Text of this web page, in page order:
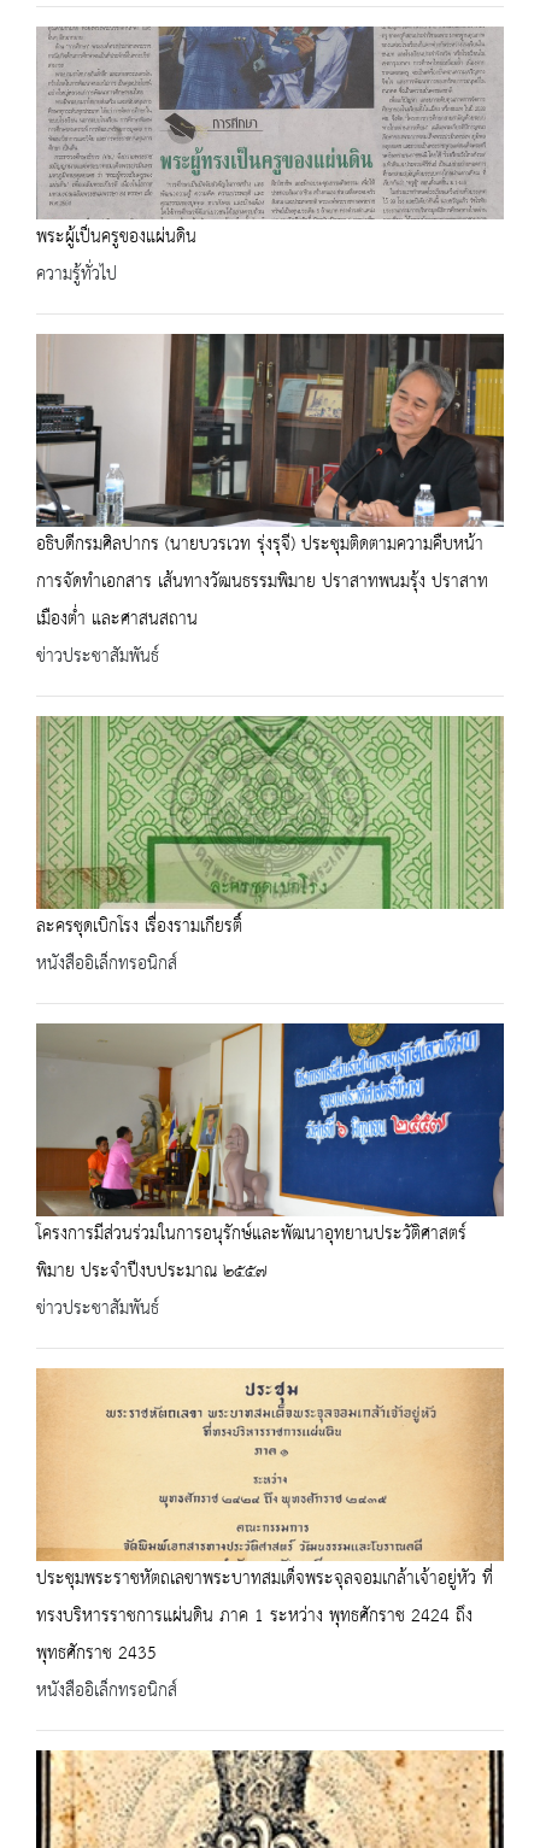
พระผู้เป็นครูของแผ่นดิน
ความรู้ทั่วไป
อธิบดีกรมศิลปากร (นายบวรเวท รุ่งรุจี) ประชุมติดตามความคืบหน้า
การจัดทำเอกสาร เส้นทางวัฒนธรรมพิมาย ปราสาทพนมรุ้ง ปราสาท
เมืองต่ำ และศาสนสถาน
ข่าวประชาสัมพันธ์
ละครชุดเบิกโรง เรื่องรามเกียรติ์
หนังสืออิเล็กทรอนิกส์
โครงการมีส่วนร่วมในการอนุรักษ์และพัฒนาอุทยานประวัติศาสตร์
พิมาย ประจำปีงบประมาณ ๒๕๕๗
ข่าวประชาสัมพันธ์
ประชุมพระราชหัตถเลขาพระบาทสมเด็จพระจุลจอมเกล้าเจ้าอยู่หัว ที่
ทรงบริหารราชการแผ่นดิน ภาค 1 ระหว่าง พุทธศักราช 2424 ถึง
พุทธศักราช 2435
หนังสืออิเล็กทรอนิกส์